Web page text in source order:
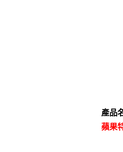
產品
蘋果